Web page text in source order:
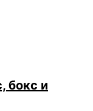
бокс и